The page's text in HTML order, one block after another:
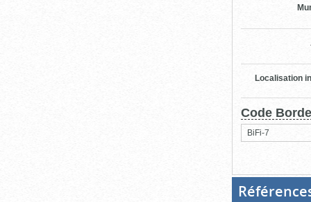
Localisation
Code
BiFi-7